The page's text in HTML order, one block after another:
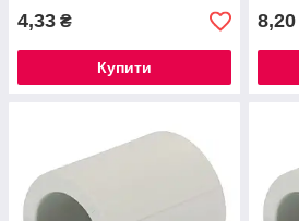
4,33 ₴
Купити
8,20